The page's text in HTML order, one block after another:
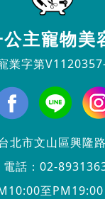
主寵物美
業字第
北市文山區興隆
電話： 02-
至